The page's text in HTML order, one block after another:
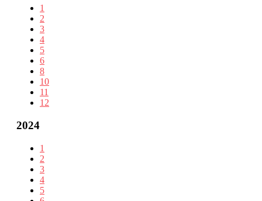
1
2
3
4
5
6
8
10
11
12
2024
1
2
3
4
5